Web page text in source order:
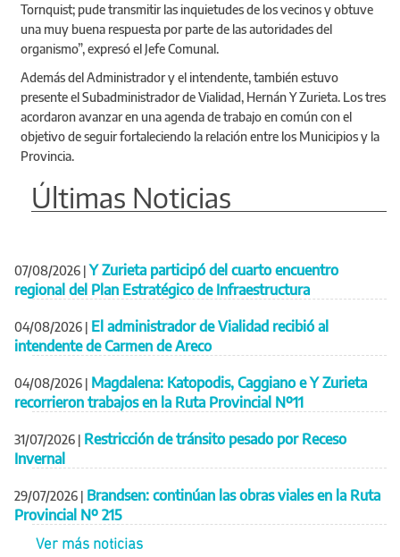
Tornquist; pude transmitir las inquietudes de los vecinos y obtuve
una muy buena respuesta por parte de las autoridades del
organismo”, expresó el Jefe Comunal.
Además del Administrador y el intendente, también estuvo
presente el Subadministrador de Vialidad, Hernán Y Zurieta. Los tres
acordaron avanzar en una agenda de trabajo en común con el
objetivo de seguir fortaleciendo la relación entre los Municipios y la
Provincia.
Últimas Noticias
07/08/2026 | Y Zurieta participó del cuarto encuentro
regional del Plan Estratégico de Infraestructura
04/08/2026 | El administrador de Vialidad recibió al
intendente de Carmen de Areco
04/08/2026 | Magdalena: Katopodis, Caggiano e Y Zurieta
recorrieron trabajos en la Ruta Provincial Nº11
31/07/2026 | Restricción de tránsito pesado por Receso
Invernal
29/07/2026 | Brandsen: continúan las obras viales en la Ruta
Provincial Nº 215
Ver más noticias